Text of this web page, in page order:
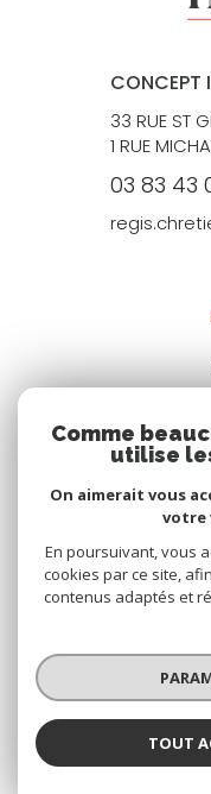
CONCEPT
33 RUE ST
1 RUE
03 83 43
©
Nos honoraires
Comme
utilise
On aimerait vous
votre
En poursuivant, vous
cookies par ce site,
contenus adaptés et
TOUT